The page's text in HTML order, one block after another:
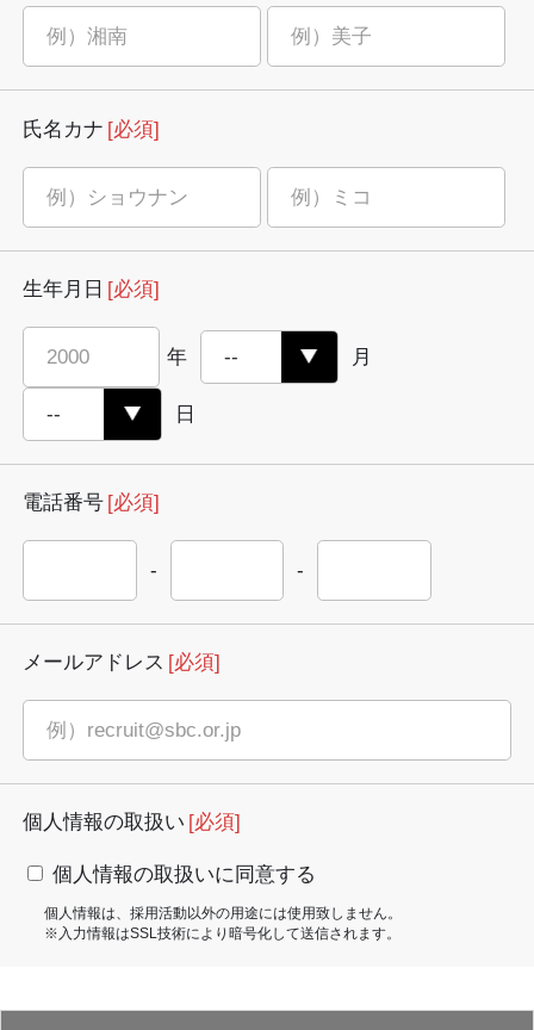
氏名カナ [必須]
生年月日 [必須]
年 月
日
電話番号 [必須]
- -
メールアドレス [必須]
個人情報の取扱い [必須]
個人情報の取扱いに同意する
個人情報は、採用活動以外の用途には使用致しません。
※入力情報はSSL技術により暗号化して送信されます。